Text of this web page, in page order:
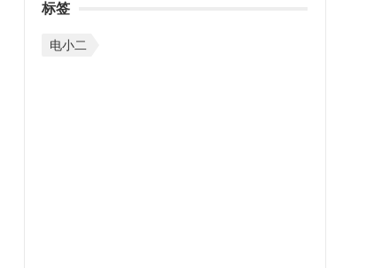
标签
电小二